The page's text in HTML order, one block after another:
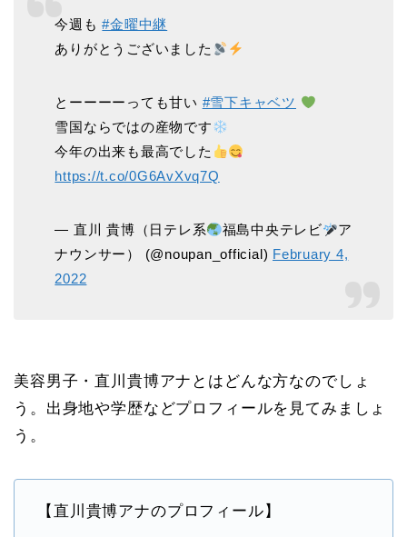
今週も#金曜中継
ありがとうございました
とーーーーっても甘い #雪下キャベツ
雪国ならではの産物です
今年の出来も最高でした
https://t.co/0G6AvXvq7Q
— 直川 貴博（日テレ系 福島中央テレビ
ア
ナウンサー） (@noupan_official) February 4,
2022
美容男子・直川貴博アナとはどんな方なのでしょ
う。出身地や学歴などプロフィールを見てみましょ
う。
【直川貴博アナのプロフィール】